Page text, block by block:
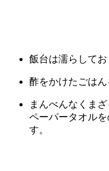
飯台は濡らしてお
酢をかけたごはん
まんべんなくま
ペーパータオル
す。